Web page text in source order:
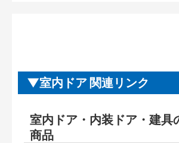
室内ドア 関連リンク
室内ドア・内装ドア・建具
商品